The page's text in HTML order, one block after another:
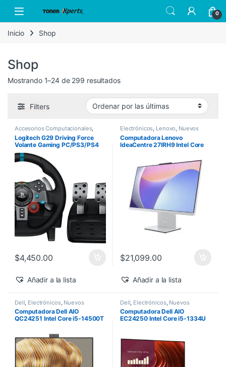
Open 0
Inicio Shop
Shop
Mostrando 1–24 de 299 resultadosSorted by latest
Filters
Accesorios Computacionales,
Logitech Nuevos Productos
Logitech G29 Driving Force
Volante Gaming PC/PS3/PS4
$4,450.00
Añadir a la lista
Electrónicos Lenovo Nuevos
Computadora Lenovo
IdeaCentre 27IRH9 Intel Core
512GB SSD Windows 11 Home
$21,099.00
Añadir a la lista
Dell Electrónicos, Nuevos
Productos
Computadora Dell AIO
QC24251 Intel Core i5-14500T
Windows 11 Pro
Dell Electrónicos, Nuevos
Productos
Computadora Dell AIO
EC24250 Intel Core i5-1334U